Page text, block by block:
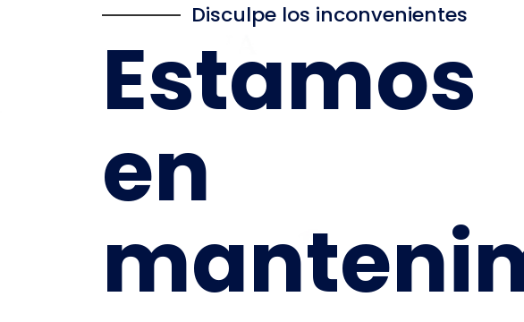
Disculpe los inconvenientes
Estamos
en